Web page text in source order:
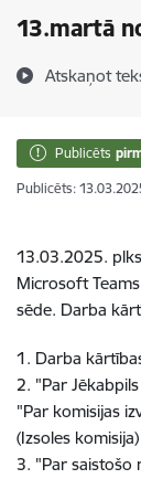
13.martā
Atskaņot
Publicēts
Publicēts:
13.03.2025.
Microsoft
sēde. Darba
1. Darba
2. "Par
"Par komisijas
(Izsoles komisija)
3. "Par saistošo